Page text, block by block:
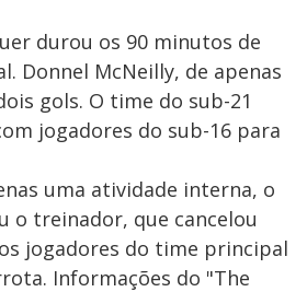
durou os 90 minutos de
Donnel McNeilly, de apenas
gols. O time do sub-21
jogadores do sub-16 para
uma atividade interna, o
o treinador, que cancelou
jogadores do time principal
Informações do "The